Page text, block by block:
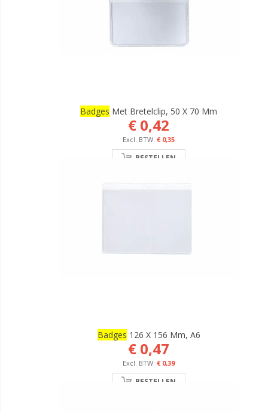
Badges Met Bretelclip, 50 X 70 Mm
€ 0,42
€ 0,35
BESTELLEN
Badges 126 X 156 Mm, A6
€ 0,47
€ 0,39
BESTELLEN